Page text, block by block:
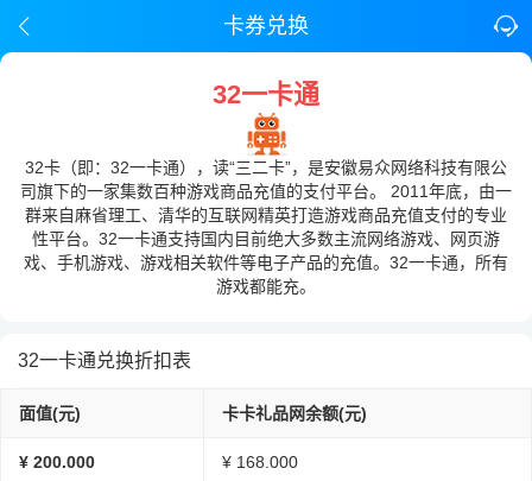
卡券兑换
32一卡通
32卡（即：32一卡通），读“三二卡”，是安徽易众网络科技有限公
司旗下的一家集数百种游戏商品充值的支付平台。 2011年底，由一
群来自麻省理工、清华的互联网精英打造游戏商品充值支付的专业
性平台。32一卡通支持国内目前绝大多数主流网络游戏、网页游
戏、手机游戏、游戏相关软件等电子产品的充值。32一卡通，所有
游戏都能充。
32一卡通兑换折扣表
面值(元) 卡卡礼品网余额(元)
¥ 200.000 ¥ 168.000